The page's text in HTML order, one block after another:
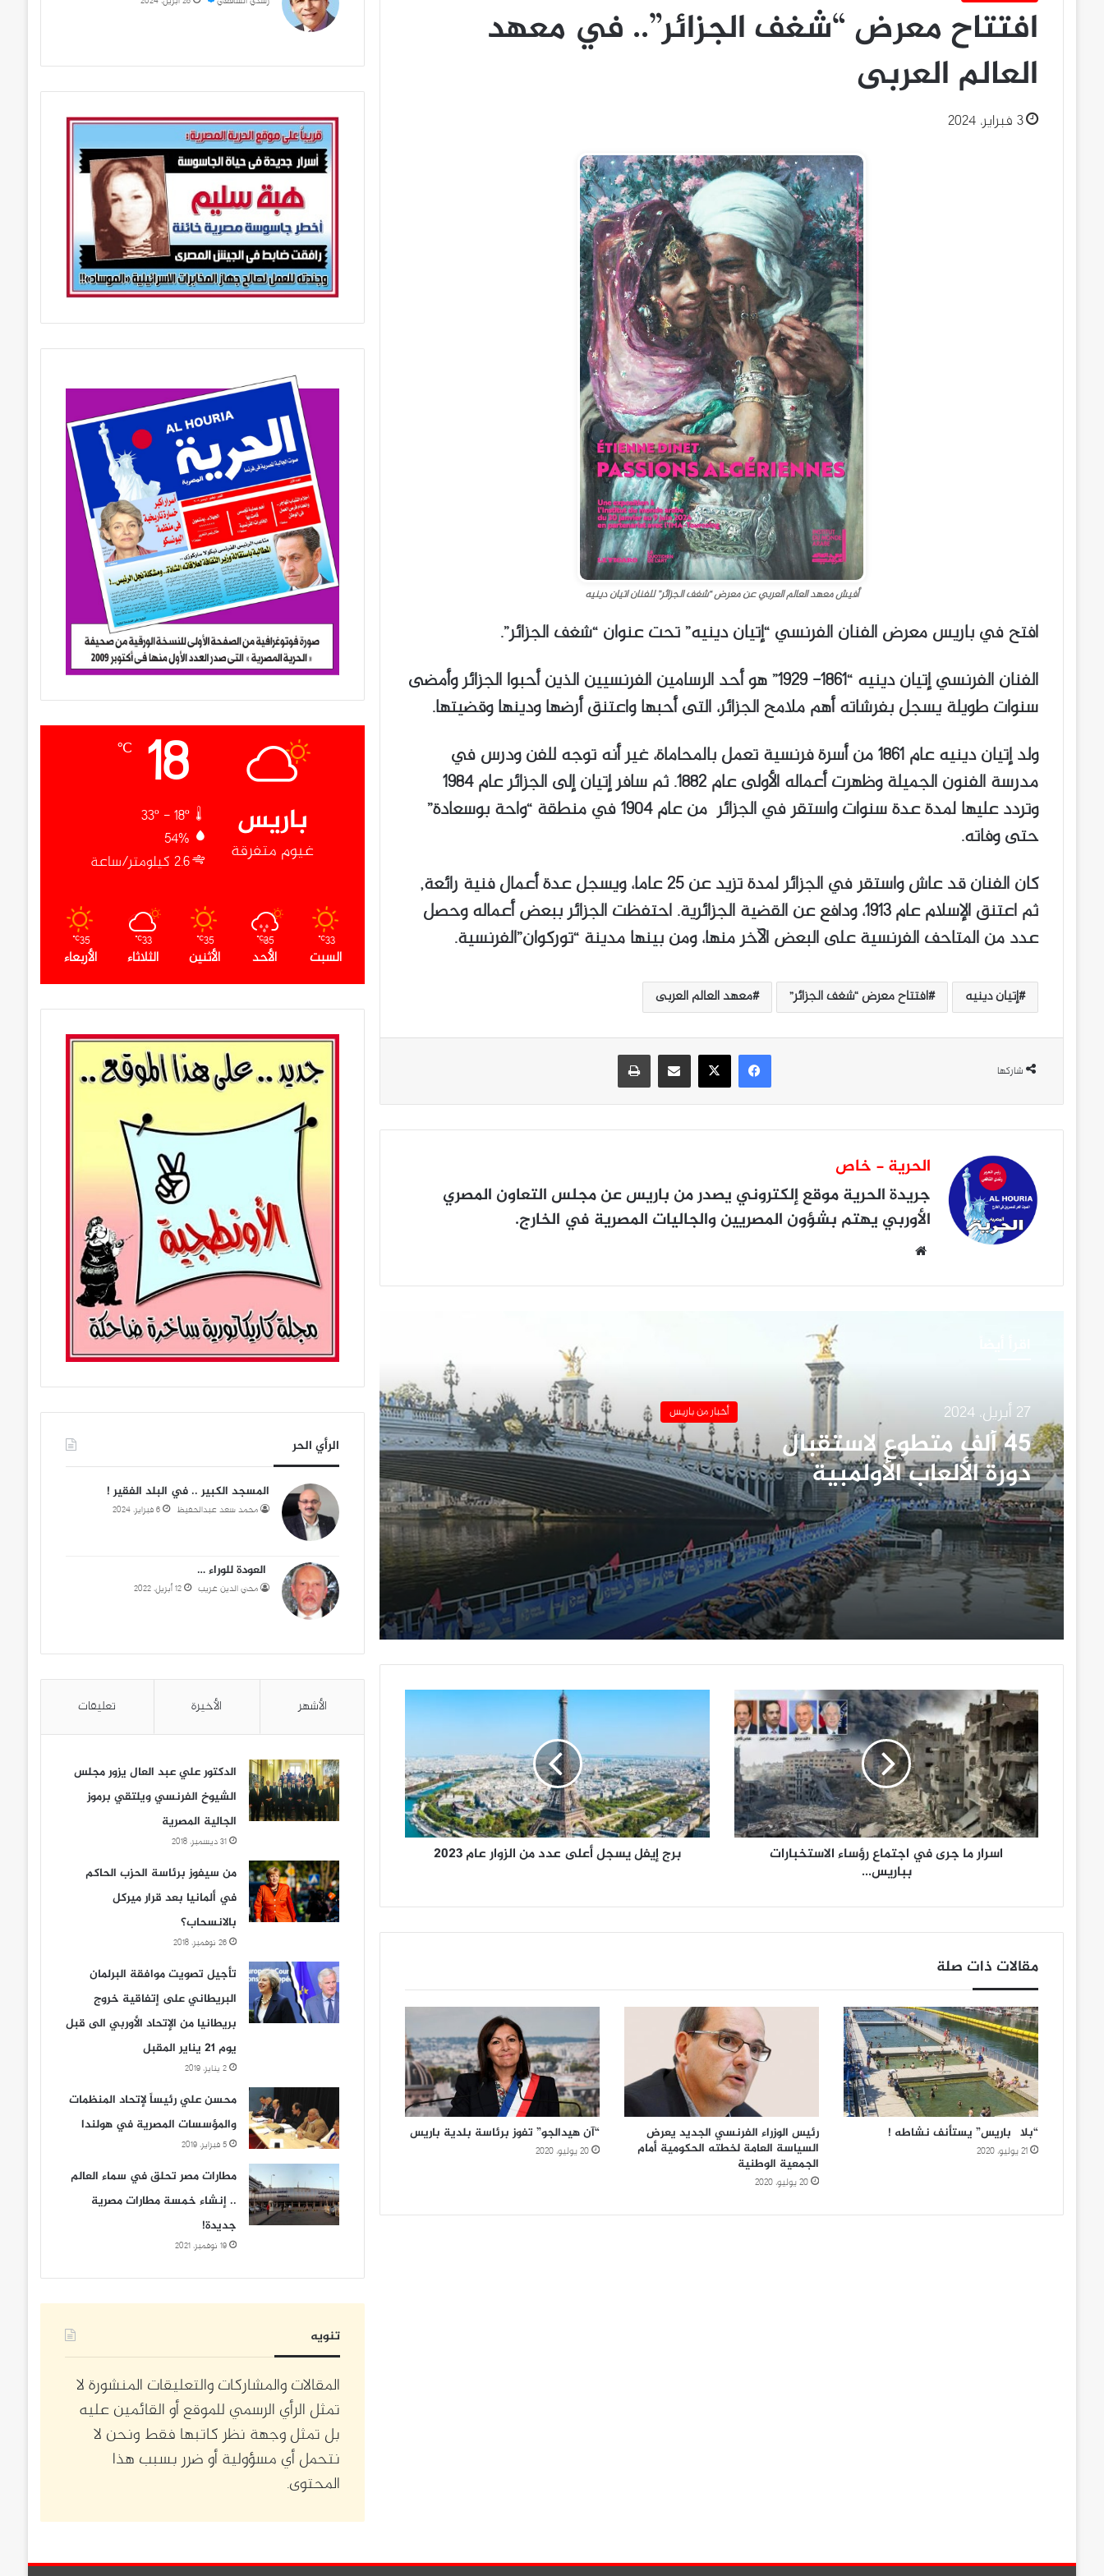
افتتاح معرض “شغف الجزائر”.. في معهد
العالم العربى
3 فبراير، 2024
أفيش معهد العالم العربي عن معرض “شغف الجزائر” للفنان اتيان دينيه
افتح في باريس معرض الفنان الفرنسي “إتيان دينيه” تحت عنوان “شغف الجزائر”.
الفنان الفرنسي إتيان دينيه “١٨٦١- ١٩٢٩” هو أحد الرسامين الفرنسيين الذين أحبوا الجزائر وأمضى
سنوات طويلة يسجل بفرشاته أهم ملامح الجزائر، التى أحبها واعتنق أرضها ودينها وقضيتها.
ولد إتيان دينيه عام ١٨٦١ من أسرة فرنسية تعمل بالمحاماة، غير أنه توجه للفن ودرس في
مدرسة الفنون الجميلة وظهرت أعماله الأولى عام ١٨٨٢. ثم سافر إتيان إلى الجزائر عام ١٩٨٤
وتردد عليها لمدة عدة سنوات واستقر في الجزائر من عام ١٩٠٤ في منطقة “واحة بوسعادة”
حتى وفاته.
كان الفنان قد عاش واستقر في الجزائر لمدة تزيد عن 25 عاما، ويسجل عدة أعمال فنية رائعة,
ثم اعتنق الإسلام عام ١٩١٣، ودافع عن القضية الجزائرية. احتفظت الجزائر ببعض أعماله وحصل
عدد من المتاحف الفرنسية على البعض الآخر منها، ومن بينها مدينة “توركوان”الفرنسية.
إتيان دينيه افتتاح معرض “شغف الجزائر” معهد العالم العربى
شاركها
فيسبوك
‫X مشاركة عبر البريد طباعة
الحرية - خاص
جريدة الحريةموقع إلكتروني يصدر من باريس عن مجلس التعاون المصري
الأوربي يهتم بشؤون المصريين والجاليات المصرية في الخارج.
أخبار من باريس 27 أبريل، 2024
٤٥ ألف متطوع لاستقبال
دورة الألعاب الأولمبية
“باريس ٢٠٢٤”
انهاء اضراب طلبة العلوم السياسية في
برج إيفل يسجل أعلى عدد من الزوار عام ٢٠٢٣
سفارة مصر في باريس تحتفل بذكرى ثورة 23
يوليو ..
فرنسا تشدد الإجراءات الإحترازية لمواجهة
زيادة نسبة الإصابة بكورونا
مسابقة القصة القصيرة ـ جائزة يوسف إدريس
فرنسا تعلن حظر التجول ليلاً في باريس وعدد
من المدن الكبرى، لمواجهة الوباء..!
كتاب جديد للرئيس الفرنسى السابق «نيكولا
الحكومة الفرنسية تقرر مجددًا التشديد من
الإجراءات الإحترازية ضد كوفيد ١٩
اسرار
ما
جرى
في
اجتماع
رؤساء
الاستخبارات
اسرار ما جرى في اجتماع رؤساء الاستخبارات
بباريس...
برج
إيفل
يسجل
أعلى
عدد
من
برج إيفل يسجل أعلى عدد من الزوار عام ٢٠٢٣
مقالات ذات صلة
“بلاچ باريس” يستأنف نشاطه !
21 يوليو، 2020
رئيس الوزراء الفرنسي الجديد يعرض
السياسة العامة لخطته الحكومية أمام
الجمعية الوطنية
20 يوليو، 2020
“آن هيدالجو” تفوز برئاسة بلدية باريس
20 يوليو، 2020
باريس
غيوم متفرقة
18
℃
54%
2.6 كيلومتر/ساعة
33
℃
السبت
35
℃
الأحد
35
℃
الأثنين
33
℃
الثلاثاء
35
℃
الأربعاء
الرأي الحر
المسجد الكبير .. في البلد الفقير !
محمد سعد عبدالحفيظ 6 فبراير، 2024
العودة للوراء …
محي الدين غريب 12 أبريل، 2022
الأشهر الأخيرة تعليقات
الدكتور علي عبد العال يزور مجلس
الشيوخ الفرنسي ويلتقي برموز
الجالية المصرية
31 ديسمبر، 2018
من سيفوز برئاسة الحزب الحاكم
في ألمانيا بعد قرار ميركل
بالانسحاب؟
26 نوفمبر، 2018
تأجيل تصويت موافقة البرلمان
البريطاني على إتفاقية خروج
بريطانيا من الإتحاد الأوربي الى قبل
يوم 21 يناير المقبل
2 يناير، 2019
محسن علي رئيساً لإتحاد المنظمات
والمؤسسات المصرية في هولندا
5 فبراير، 2019
مطارات مصر تحلق في سماء العالم
.. إنشاء خمسة مطارات مصرية
جديدة!
19 نوفمبر، 2021
تنويه
المقالات والمشاركات والتعليقات المنشورة لا
تمثل الرأي الرسمي للموقع أو القائمين عليه
بل تمثل وجهة نظر كاتبها فقط ونحن لا
نتحمل أي مسؤولية أو ضرر بسبب هذا
المحتوى.